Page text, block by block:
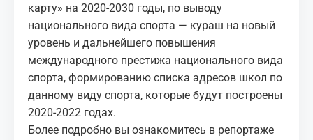
карту» на 2020-2030 годы, по выводу
национального вида спорта — кураш на новый
уровень и дальнейшего повышения
международного престижа национального вида
спорта, формированию списка адресов школ по
данному виду спорта, которые будут построены
2020-2022 годах.
Более подробно вы ознакомитесь в репортаже